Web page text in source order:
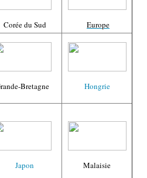
Corée du Sud Europe
Bretagne Hongrie
Japon Malaisie